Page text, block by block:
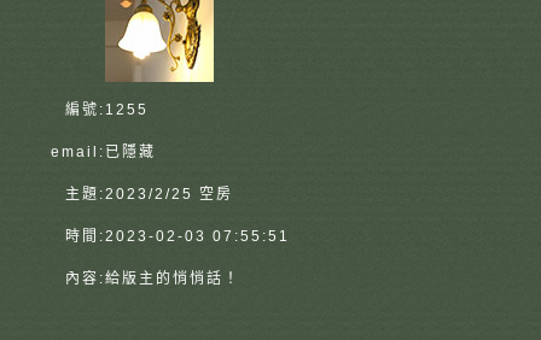
編號: 1255
email: 已隱藏
主題:2023/2/25 空房
時間:2023-02-03 07:55:51
內容:給版主的悄悄話！